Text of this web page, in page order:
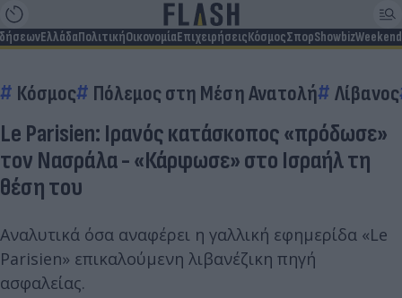
ΕλλάδαΠολιτικήΟικονομίαΕπιχειρήσειςΚόσμοςΣπορShowbizWeekend
Κόσμος Πόλεμος στη Μέση Ανατολή Λίβανος
Le Parisien: Ιρανός κατάσκοπος «πρόδωσε»
τον Νασράλα - «Κάρφωσε» στο Ισραήλ τη
θέση του
Αναλυτικά όσα αναφέρει η γαλλική εφημερίδα «Le
Parisien» επικαλούμενη λιβανέζικη πηγή
ασφαλείας.